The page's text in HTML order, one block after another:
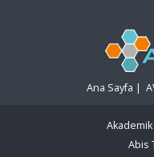
Ana Sayfa |
Abis